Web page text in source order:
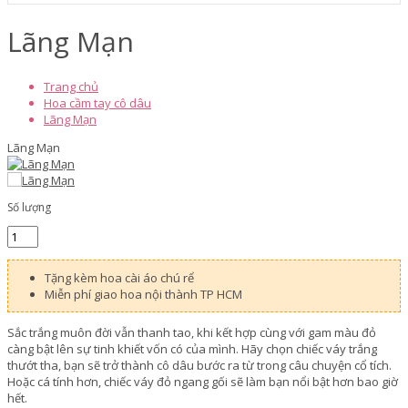
Lãng Mạn
Trang chủ
Hoa cầm tay cô dâu
Lãng Mạn
Lãng Mạn
Số lượng
Tặng kèm hoa cài áo chú rể
Miễn phí giao hoa nội thành TP HCM
Sắc trắng muôn đời vẫn thanh tao, khi kết hợp cùng với gam màu đỏ
càng bật lên sự tinh khiết vốn có của mình. Hãy chọn chiếc váy trắng
thướt tha, bạn sẽ trở thành cô dâu bước ra từ trong câu chuyện cổ tích.
Hoặc cá tính hơn, chiếc váy đỏ ngang gối sẽ làm bạn nổi bật hơn bao giờ
hết.